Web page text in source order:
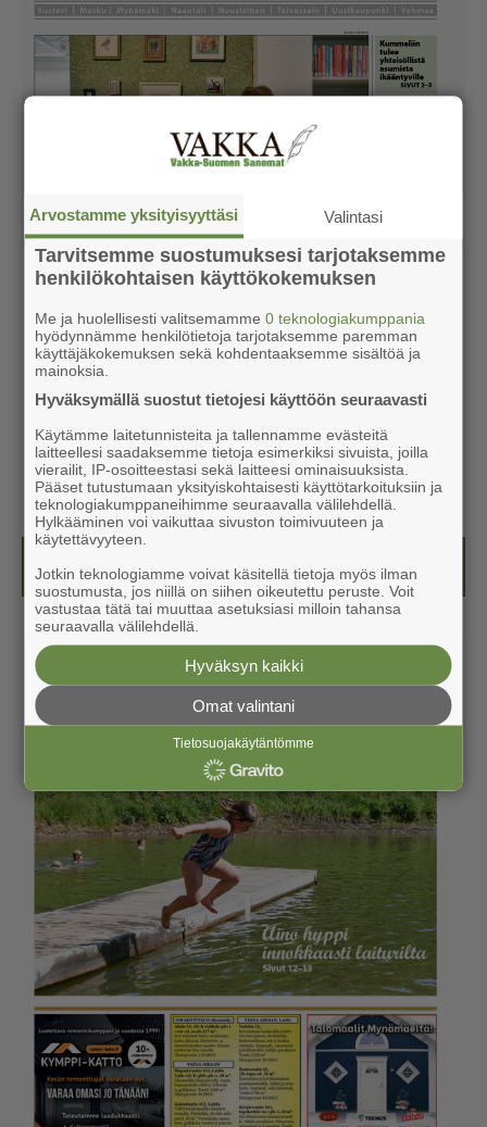
Kesälehti (ilmainen)
Arvostamme yksityisyyttäsi Valintasi
Tarvitsemme suostumuksesi tarjotaksemme
henkilökohtaisen käyttökokemuksen
Me ja huolellisesti valitsemamme0 teknologiakumppania
hyödynnämme henkilötietoja tarjotaksemme paremman
käyttäjäkokemuksen sekä kohdentaaksemme sisältöä ja
mainoksia.
Hyväksymällä suostut tietojesi käyttöön seuraavasti
Käytämme laitetunnisteita ja tallennamme evästeitä
laitteellesi saadaksemme tietoja esimerkiksi sivuista, joilla
vierailit, IP-osoitteestasi sekä laitteesi ominaisuuksista.
Pääset tutustumaan yksityiskohtaisesti käyttötarkoituksiin ja
teknologiakumppaneihimme seuraavalla välilehdellä.
Hylkääminen voi vaikuttaa sivuston toimivuuteen ja
käytettävyyteen.
Jotkin teknologiamme voivat käsitellä tietoja myös ilman
suostumusta, jos niillä on siihen oikeutettu peruste. Voit
vastustaa tätä tai muuttaa asetuksiasi milloin tahansa
seuraavalla välilehdellä.
Hyväksyn kaikki
Omat valintani
Tietosuojakäytäntömme